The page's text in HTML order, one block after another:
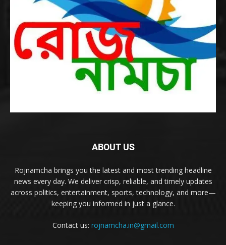
ABOUT US
Rojnamcha brings you the latest and most trending headline
news every day. We deliver crisp, reliable, and timely updates
across politics, entertainment, sports, technology, and more—
keeping you informed in just a glance.
Contact us: rojnamcha.in@gmail.com